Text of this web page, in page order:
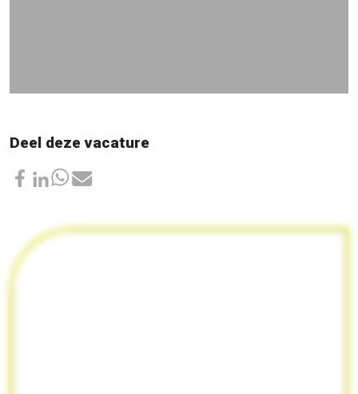
Deel deze vacature